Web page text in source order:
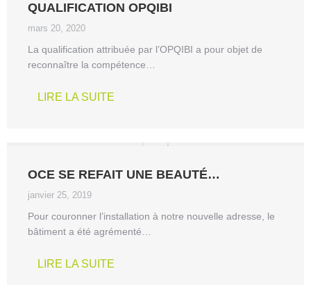
QUALIFICATION OPQIBI
mars 20, 2020
La qualification attribuée par l’OPQIBI a pour objet de
reconnaître la compétence…
LIRE LA SUITE
OCE SE REFAIT UNE BEAUTÉ…
janvier 25, 2019
Pour couronner l’installation à notre nouvelle adresse, le
bâtiment a été agrémenté…
LIRE LA SUITE